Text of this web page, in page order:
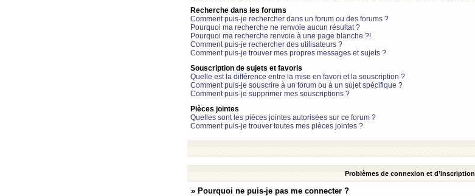
Recherche dans les forums
Comment puis-je rechercher dans un forum ou des forums ?
Pourquoi ma recherche ne renvoie aucun résultat ?
Pourquoi ma recherche renvoie à une page blanche ?!
Comment puis-je rechercher des utilisateurs ?
Comment puis-je trouver mes propres messages et sujets ?
Souscription de sujets et favoris
Quelle est la différence entre la mise en favori et la souscription ?
Comment puis-je souscrire à un forum ou à un sujet spécifique ?
Comment puis-je supprimer mes souscriptions ?
Pièces jointes
Quelles sont les pièces jointes autorisées sur ce forum ?
Comment puis-je trouver toutes mes pièces jointes ?
Problèmes de connexion et d’inscription
» Pourquoi ne puis-je pas me connecter ?